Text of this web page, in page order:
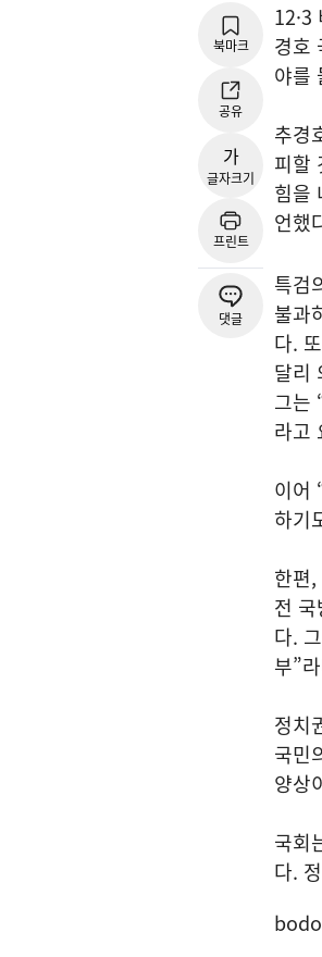
북마크
공유
가
글자크기
프린트
댓글
경호
야를
추경
피할
힘을
언했
특검
불과
다.
달리
그는
라고
이어
하기
한편
전
다.
부”
정치
국민
양상
국회
다.